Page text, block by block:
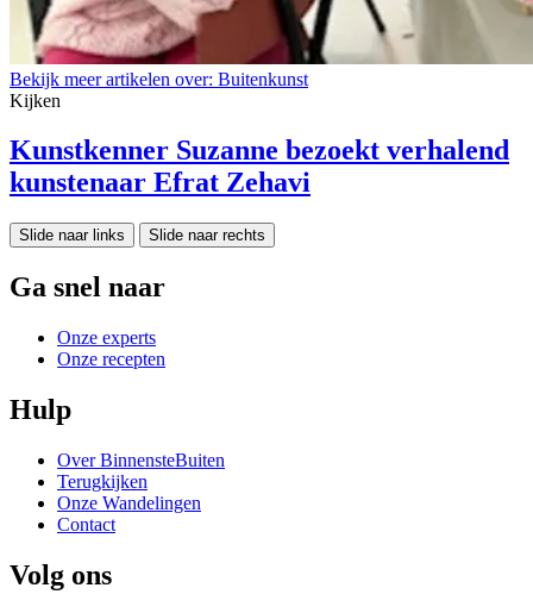
Bekijk meer artikelen over: Buitenkunst
Kijken
Kunstkenner Suzanne bezoekt verhalend
kunstenaar Efrat Zehavi
Slide naar links Slide naar rechts
Ga snel naar
Onze experts
Onze recepten
Hulp
Over BinnensteBuiten
Terugkijken
Onze Wandelingen
Contact
Volg ons